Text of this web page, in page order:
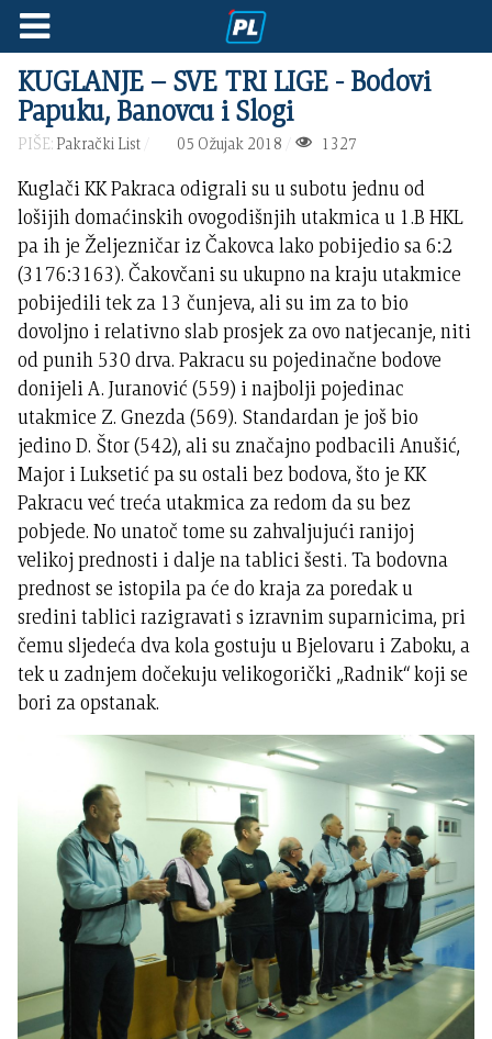
KUGLANJE – SVE TRI LIGE - Bodovi
Papuku, Banovcu i Slogi
PIŠE: Pakrački List 05 Ožujak 2018 1327
Kuglači KK Pakraca odigrali su u subotu jednu od
lošijih domaćinskih ovogodišnjih utakmica u 1.B HKL
pa ih je Željezničar iz Čakovca lako pobijedio sa 6:2
(3176:3163). Čakovčani su ukupno na kraju utakmice
pobijedili tek za 13 čunjeva, ali su im za to bio
dovoljno i relativno slab prosjek za ovo natjecanje, niti
od punih 530 drva. Pakracu su pojedinačne bodove
donijeli A. Juranović (559) i najbolji pojedinac
utakmice Z. Gnezda (569). Standardan je još bio
jedino D. Štor (542), ali su značajno podbacili Anušić,
Major i Luksetić pa su ostali bez bodova, što je KK
Pakracu već treća utakmica za redom da su bez
pobjede. No unatoč tome su zahvaljujući ranijoj
velikoj prednosti i dalje na tablici šesti. Ta bodovna
prednost se istopila pa će do kraja za poredak u
sredini tablici razigravati s izravnim suparnicima, pri
čemu sljedeća dva kola gostuju u Bjelovaru i Zaboku, a
tek u zadnjem dočekuju velikogorički „Radnik“ koji se
bori za opstanak.